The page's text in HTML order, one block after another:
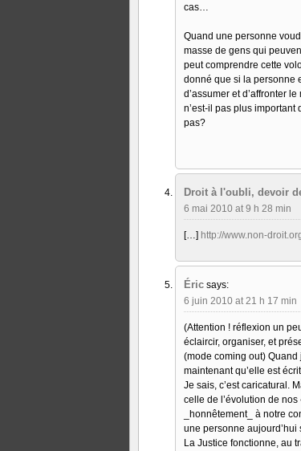
cas…
Quand une personne
masse de gens qui
peut comprendre cette
donné que si la personne
d’assumer et d’affronter
n’est-il pas plus important
pas?
Droit à l'oubli, devoir
6 mai 2010 at 9 h 28 min
[…] http://www.non-
Éric says:
6 juin 2010 at 21 h 17 min
(Attention ! réflexion un
éclaircir, organiser, et
(mode coming out) Quand
maintenant qu’elle est
Je sais, c’est caricatural.
celle de l’évolution de
_honnêtement_ à notre
une personne aujourd’hui
La Justice fonctionne, au